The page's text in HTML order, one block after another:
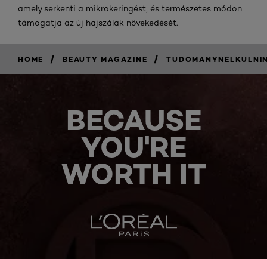
amely serkenti a mikrokeringést, és természetes módon
támogatja az új hajszálak növekedését.
HOME / BEAUTY MAGAZINE /
BECAUSE
YOU'RE
WORTH IT